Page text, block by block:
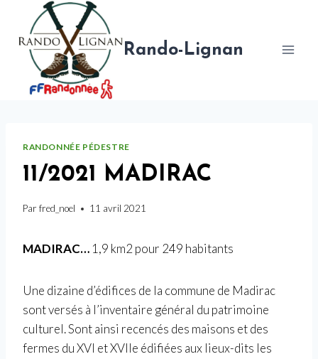
contenu
Rando-Lignan
RANDONNÉE PÉDESTRE
11/2021 MADIRAC
Par fred_noel 11 avril 2021
MADIRAC… 1,9 km2 pour 249 habitants
Une dizaine d’édifices de la commune de Madirac
sont versés à l’inventaire général du patrimoine
culturel.Sont ainsi recencés des maisons et des
fermes du XVI et XVIIe édifiées aux lieux-dits les